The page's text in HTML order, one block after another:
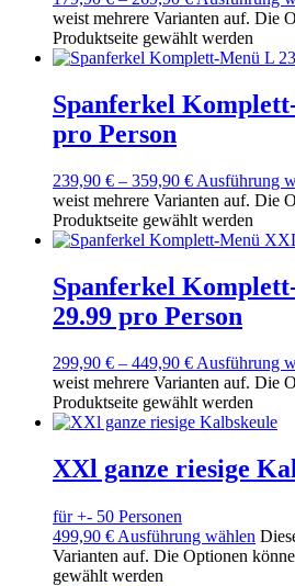
weist mehrere Varianten auf. Die
Produktseite gewählt werden
Spanferkel
pro Person
239,90 € – 359,90 € Ausführung
weist mehrere Varianten auf. Die
Produktseite gewählt werden
Spanferkel
29.99 pro Person
299,90 € – 449,90 € Ausführung
weist mehrere Varianten auf. Die
Produktseite gewählt werden
XXl ganze riesige
für +- 50 Personen
499,90 € Ausführung wählen
Varianten auf. Die Optionen
gewählt werden